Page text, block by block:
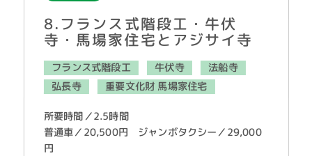
8.フランス式階段工・牛伏
寺・馬場家住宅とアジサイ寺
フランス式階段工 牛伏寺
法船寺
弘長寺
重要文化財 馬場家住宅
所要時間／2.5時間
普通車／20,500円 ジャンボタクシー／29,000
円